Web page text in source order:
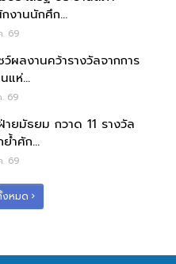
งานนักศึก...
. 69
ลงานคว้ารางวัลจากการ
แห่...
69
ยมัธยม กวาด 11 รางวัล
ำศัก...
. 69
งหมด